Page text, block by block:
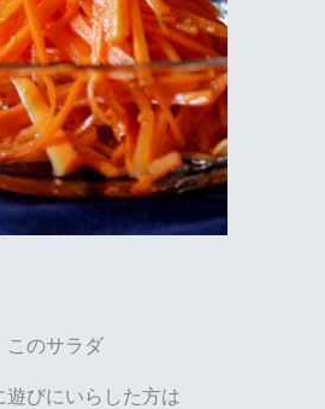
このサラダ
遊びにいらした方は